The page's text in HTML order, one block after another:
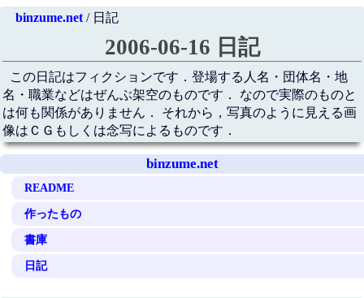
binzume.net/ 日記
2006-06-16 日記
この日記はフィクションです．登場する人名・団体名・地
名・職業などはぜんぶ架空のものです． なので実際のものと
は何も関係がありません． それから，写真のように見える画
像はＣＧもしくは念写によるものです．
binzume.net
README
作ったもの
書庫
日記